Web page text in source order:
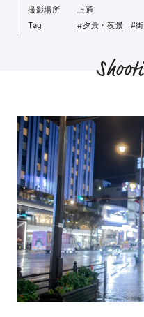
撮影場所
上通
Tag
#夕景・夜景 #